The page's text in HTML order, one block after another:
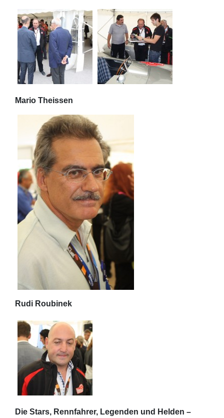
Mario Theissen
Rudi Roubinek
Die Stars, Rennfahrer, Legenden und Helden –